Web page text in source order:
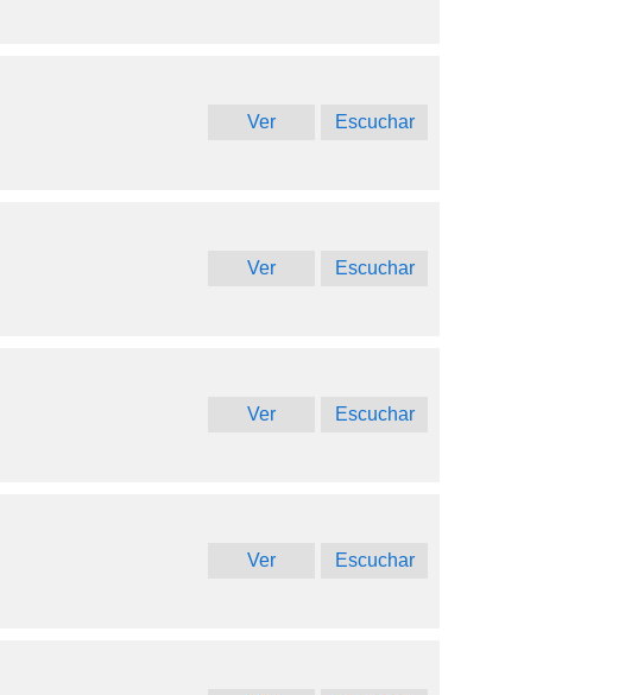
Ver Escuchar
Ver Escuchar
Ver Escuchar
Ver Escuchar